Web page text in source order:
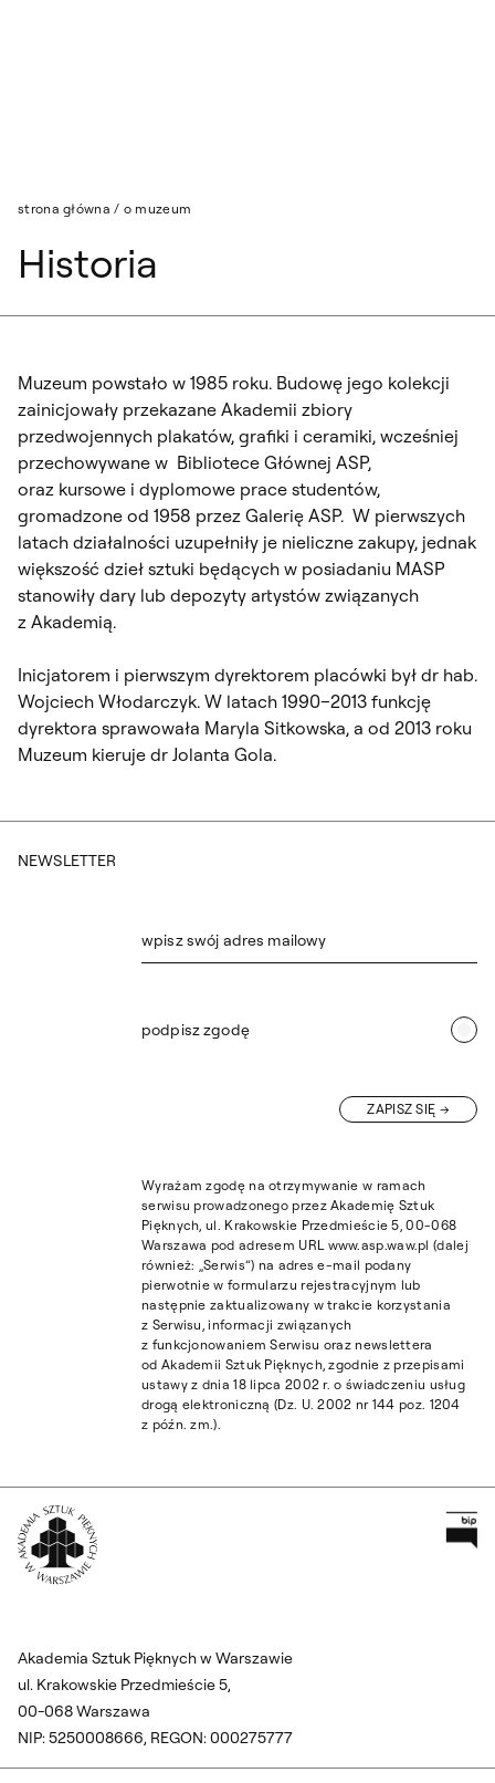
strona główna / o muzeum
Historia
Muzeum powstało w 1985 roku. Budowę jego kolekcji
zainicjowały przekazane Akademii zbiory
przedwojennych plakatów, grafiki i ceramiki, wcześniej
przechowywane w Bibliotece Głównej ASP,
oraz kursowe i dyplomowe prace studentów,
gromadzone od 1958 przez Galerię ASP. W pierwszych
latach działalności uzupełniły je nieliczne zakupy, jednak
większość dzieł sztuki będących w posiadaniu MASP
stanowiły dary lub depozyty artystów związanych
z Akademią.
Inicjatorem i pierwszym dyrektorem placówki był dr hab.
Wojciech Włodarczyk. W latach 1990–2013 funkcję
dyrektora sprawowała Maryla Sitkowska, a od 2013 roku
Muzeum kieruje dr Jolanta Gola.
NEWSLETTER
wpisz swój adres mailowy
podpisz zgodę
ZAPISZ SIĘ
Wyrażam zgodę na otrzymywanie w ramach
serwisu prowadzonego przez Akademię Sztuk
Pięknych, ul. Krakowskie Przedmieście 5, 00-068
Warszawa pod adresem URL www.asp.waw.pl (dalej
również: „Serwis”) na adres e-mail podany
pierwotnie w formularzu rejestracyjnym lub
następnie zaktualizowany w trakcie korzystania
z Serwisu, informacji związanych
z funkcjonowaniem Serwisu oraz newslettera
od Akademii Sztuk Pięknych, zgodnie z przepisami
ustawy z dnia 18 lipca 2002 r. o świadczeniu usług
drogą elektroniczną (Dz. U. 2002 nr 144 poz. 1204
z późn. zm.).
Akademia Sztuk Pięknych w Warszawie
ul. Krakowskie Przedmieście 5,
00-068 Warszawa
NIP: 5250008666, REGON: 000275777